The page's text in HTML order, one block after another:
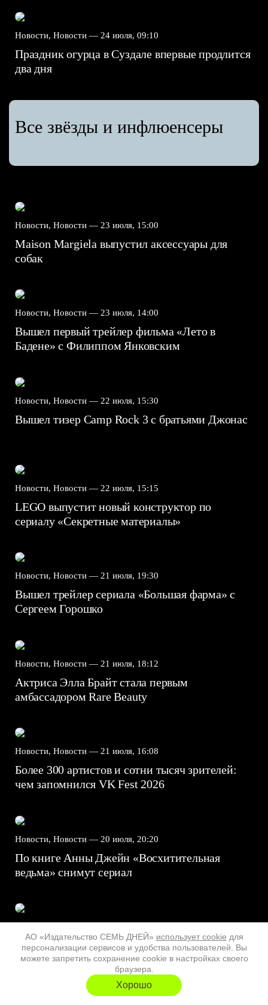
АО «Издательство СЕМЬ ДНЕЙ» использует cookie для
персонализации сервисов и удобства пользователей. Вы
можете запретить сохранение cookie в настройках своего
браузера.
Хорошо
Новости, Новости — 24 июля, 09:10
Праздник огурца в Суздале впервые продлится
два дня
Все звёзды и инфлюенсеры
Новости, Новости — 23 июля, 15:00
Maison Margiela выпустил аксессуары для
собак
Новости, Новости — 23 июля, 14:00
Вышел первый трейлер фильма «Лето в
Бадене» с Филиппом Янковским
Новости, Новости — 22 июля, 15:30
Вышел тизер Camp Rock 3 с братьями Джонас
Новости, Новости — 22 июля, 15:15
LEGO выпустит новый конструктор по
сериалу «Секретные материалы»
Новости, Новости — 21 июля, 19:30
Вышел трейлер сериала «Большая фарма» с
Сергеем Горошко
Новости, Новости — 21 июля, 18:12
Актриса Элла Брайт стала первым
амбассадором Rare Beauty
Новости, Новости — 21 июля, 16:08
Более 300 артистов и сотни тысяч зрителей:
чем запомнился VK Fest 2026
Новости, Новости — 20 июля, 20:20
По книге Анны Джейн «Восхитительная
ведьма» снимут сериал
Джастин Бибер, Мадонна и BTS выступили на
халфтайм-шоу ЧМ-26